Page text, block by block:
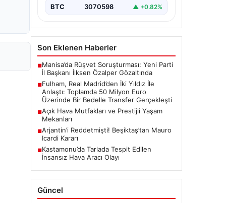
BTC 3070598 ▲ +0.82%
Son Eklenen Haberler
■Manisa’da Rüşvet Soruşturması: Yeni Parti
İl Başkanı İlksen Özalper Gözaltında
■Fulham, Real Madrid’den İki Yıldız İle
Anlaştı: Toplamda 50 Milyon Euro
Üzerinde Bir Bedelle Transfer Gerçekleşti
■Açık Hava Mutfakları ve Prestijli Yaşam
Mekanları
■Arjantin’i Reddetmişti! Beşiktaş’tan Mauro
Icardi Kararı
■Kastamonu’da Tarlada Tespit Edilen
İnsansız Hava Aracı Olayı
Güncel